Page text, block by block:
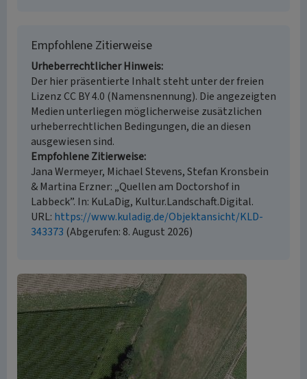
Empfohlene Zitierweise
Urheberrechtlicher Hinweis
Der hier präsentierte Inhalt steht unter der freien
Lizenz CC BY 4.0 (Namensnennung). Die angezeigten
Medien unterliegen möglicherweise zusätzlichen
urheberrechtlichen Bedingungen, die an diesen
ausgewiesen sind.
Empfohlene Zitierweise
Jana Wermeyer, Michael Stevens, Stefan Kronsbein
& Martina Erzner: „Quellen am Doctorshof in
Labbeck”. In: KuLaDig, Kultur.Landschaft.Digital.
URL: https://www.kuladig.de/Objektansicht/KLD-
343373 (Abgerufen: 8. August 2026)